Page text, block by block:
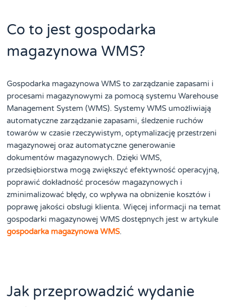
Co to jest gospodarka
magazynowa WMS?
Gospodarka magazynowa WMS to zarządzanie zapasami i
procesami magazynowymi za pomocą systemu Warehouse
Management System (WMS). Systemy WMS umożliwiają
automatyczne zarządzanie zapasami, śledzenie ruchów
towarów w czasie rzeczywistym, optymalizację przestrzeni
magazynowej oraz automatyczne generowanie
dokumentów magazynowych. Dzięki WMS,
przedsiębiorstwa mogą zwiększyć efektywność operacyjną,
poprawić dokładność procesów magazynowych i
zminimalizować błędy, co wpływa na obniżenie kosztów i
poprawę jakości obsługi klienta. Więcej informacji na temat
gospodarki magazynowej WMS dostępnych jest w artykule
gospodarka magazynowa WMS.
Jak przeprowadzić wydanie